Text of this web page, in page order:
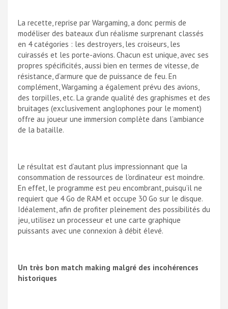
La recette, reprise par Wargaming, a donc permis de
modéliser des bateaux d’un réalisme surprenant classés
en 4 catégories : les destroyers, les croiseurs, les
cuirassés et les porte-avions. Chacun est unique, avec ses
propres spécificités, aussi bien en termes de vitesse, de
résistance, d’armure que de puissance de feu. En
complément, Wargaming a également prévu des avions,
des torpilles, etc. La grande qualité des graphismes et des
bruitages (exclusivement anglophones pour le moment)
offre au joueur une immersion complète dans l’ambiance
de la bataille.
Le résultat est d’autant plus impressionnant que la
consommation de ressources de l’ordinateur est moindre.
En effet, le programme est peu encombrant, puisqu’il ne
requiert que 4 Go de RAM et occupe 30 Go sur le disque.
Idéalement, afin de profiter pleinement des possibilités du
jeu, utilisez un processeur et une carte graphique
puissants avec une connexion à débit élevé.
Un très bon match making malgré des incohérences
historiques